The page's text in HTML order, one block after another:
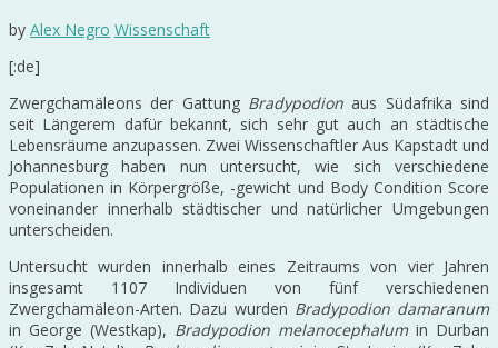
by Alex Negro Wissenschaft
[:de]
Zwergchamäleons der Gattung Bradypodion aus Südafrika sind
seit Längerem dafür bekannt, sich sehr gut auch an städtische
Lebensräume anzupassen. Zwei Wissenschaftler Aus Kapstadt und
Johannesburg haben nun untersucht, wie sich verschiedene
Populationen in Körpergröße, -gewicht und Body Condition Score
voneinander innerhalb städtischer und natürlicher Umgebungen
unterscheiden.
Untersucht wurden innerhalb eines Zeitraums von vier Jahren
insgesamt 1107 Individuen von fünf verschiedenen
Zwergchamäleon-Arten. Dazu wurden Bradypodion damaranum
in George (Westkap), Bradypodion melanocephalumin Durban